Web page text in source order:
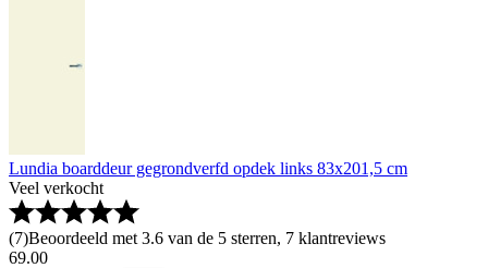
Lundia boarddeur gegrondverfd opdek links 83x201,5 cm
Veel verkocht
(7)Beoordeeld met 3.6 van de 5 sterren, 7 klantreviews
69.00